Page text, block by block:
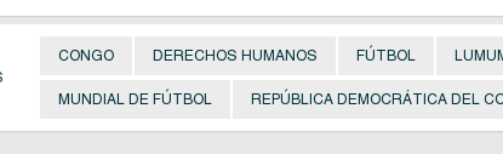
CONGO DERECHOS HUMANOS FÚTBOL
MUNDIAL DE FÚTBOL REPÚBLICA DEMOCRÁTICA DEL